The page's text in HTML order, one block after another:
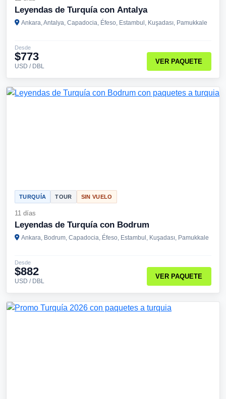
Leyendas de Turquía con Antalya
Ankara, Antalya, Capadocia, Éfeso, Estambul, Kuşadası, Pamukkale
Desde
$773
USD / DBL
VER PAQUETE
TURQUÍA TOUR SIN VUELO
11 días
Leyendas de Turquía con Bodrum
Ankara, Bodrum, Capadocia, Éfeso, Estambul, Kuşadası, Pamukkale
Desde
$882
USD / DBL
VER PAQUETE